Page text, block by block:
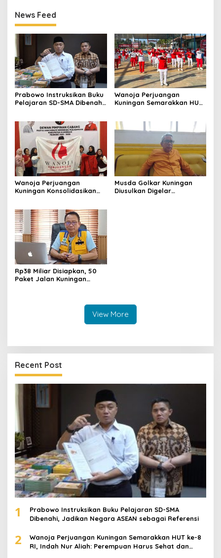
News Feed
Prabowo Instruksikan Buku
Pelajaran SD-SMA Dibenahi,
Wanoja Perjuangan
Kuningan Semarakkan HUT
dan Berdaya
Wanoja Perjuangan
Kuningan Konsolidasikan
Muda
Musda Golkar Kuningan
Diusulkan Digelar
Rp38 Miliar Disiapkan, 50
Paket Jalan Kuningan
View More
Recent Post
1
Prabowo Instruksikan Buku Pelajaran SD-SMA
Dibenahi, Jadikan Negara ASEAN sebagai Referensi
2
Wanoja Perjuangan Kuningan Semarakkan HUT ke-8
RI, Indah Nur Aliah: Perempuan Harus Sehat dan